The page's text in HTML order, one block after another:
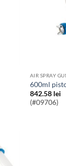
AIR SPRAY
600ml
842.58 lei
(#09706)